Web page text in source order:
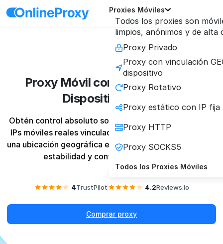
Proxies Móviles
Todos los proxies son
limpios, anónimos y de alta
Proxy Privado
Proxy con vinculación
dispositivo
Proxy Rotativo
Proxy estático con IP fija
Proxy HTTP
Proxy SOCKS5
Todos los Proxies Móviles
Proxy Móvil con Vinculación de
Dispositivo y GEO
Obtén control absoluto sobre tu identidad digital con
IPs móviles reales vinculadas a un dispositivo físico y
una ubicación geográfica específica, garantizando una
estabilidad y confianza inigualables.
4TrustPilot 4.2Reviews.io
Comprar proxy